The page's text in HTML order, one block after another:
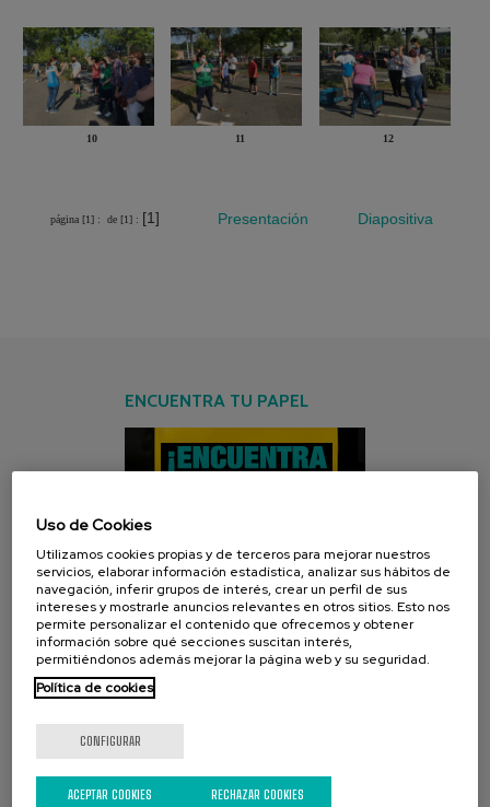
10 11 12
página [1] : de [1] : [1] Presentación Diapositiva
ENCUENTRA TU PAPEL
CAMPAÑA ACTUAL
Uso de Cookies
Utilizamos cookies propias y de terceros para mejorar nuestros
servicios, elaborar información estadística, analizar sus hábitos de
navegación, inferir grupos de interés, crear un perfil de sus
intereses y mostrarle anuncios relevantes en otros sitios. Esto nos
permite personalizar el contenido que ofrecemos y obtener
información sobre qué secciones suscitan interés,
permitiéndonos además mejorar la página web y su seguridad.
Política de cookies
CONFIGURAR
RECHAZAR COOKIES
ACEPTAR COOKIES